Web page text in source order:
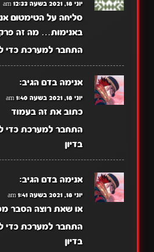
יוני 18, 2021 בשעה 12:33 am
סליחה על הטימטום
באנימות… מה זה
התחבר למערכת כדי
אנימה בדם הגיב:
יוני 18, 2021 בשעה 1:40 am
כתוב את זה בעמוד
התחבר למערכת כדי
בדיון
אנימה בדם הגיב:
יוני 18, 2021 בשעה 1:41 am
או שאת רוצה הסבר
התחבר למערכת כדי
בדיון